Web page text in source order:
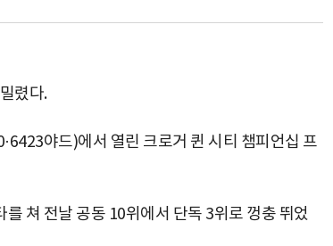
렸다.
야드)에서 열린 크로거 퀸 시티 챔피언십 프
쳐 전날 공동 10위에서 단독 3위로 껑충 뛰었